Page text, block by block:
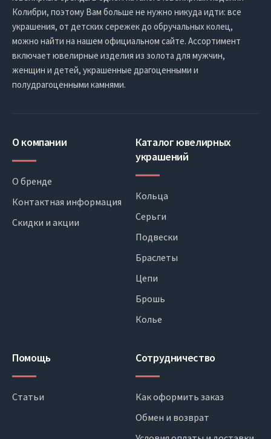
Колибри, поэтому Вам больше не нужно никуда идти: все
украшения, от детских сережек до обручальных колец,
можно найти на нашем официальном сайте. Ассортимент
включает ювелирные изделия из золота для мужчин,
женщин и детей, украшенные драгоценными и
полудрагоценными камнями.
О компании
О бренде
Контактная информация
Скидки и акции
Каталог ювелирных
украшений
Кольца
Серьги
Подвески
Браслеты
Цепи
Брошь
Колье
Помощь
Статьи
Сотрудничество
Как оформить заказ
Обмен и возврат